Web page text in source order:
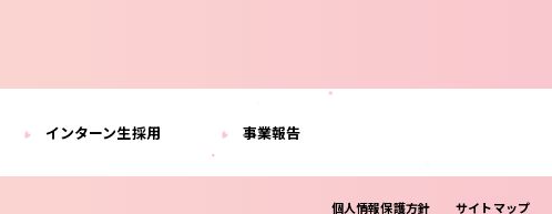
インターン生採用 事業報告
個人情報保護方針 サイトマップ